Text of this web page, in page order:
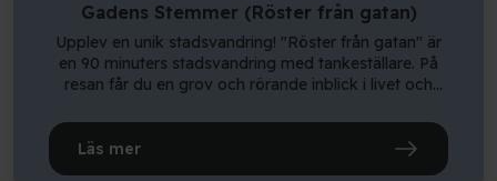
Gadens Stemmer (Röster från gatan)
Upplev en unik stadsvandring! "Röster från gatan" är
en 90 minuters stadsvandring med tankeställare. På
resan får du en grov och rörande inblick i livet och
optimism. Din guide delar, utifrån sin egen livshistoria,
insikt i teman som hemlöshet, missbruk, sexhandel,
institutionsvistelser och psykisk utsatthet. Turer startar
Läs mer